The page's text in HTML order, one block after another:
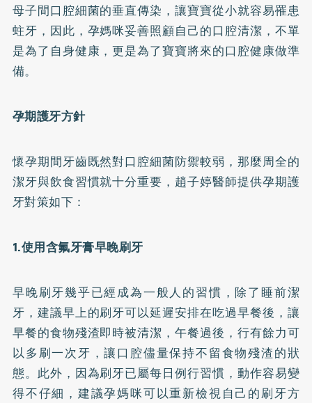
母子間口腔細菌的垂直傳染，讓寶寶從小就容易罹患
蛀牙，因此，孕媽咪妥善照顧自己的口腔清潔 ，不單
是為了自身健康，更是為了寶寶將來的口腔健康做準
備。
孕期護牙方針
懷孕期間牙齒既然對口腔細菌防禦較弱，那麼周全的
潔牙與飲食習慣就十分重要，趙子婷醫師提供孕期護
牙對策如下：
1.使用含氟牙膏早晚刷牙
早晚刷牙幾乎已經成為一般人的習慣，除了睡前潔
牙，建議早上的刷牙可以延遲安排在吃過早餐後，讓
早餐的食物殘渣即時被清潔，午餐過後，行有餘力可
以多刷一次牙，讓口腔儘量保持不留食物殘渣的狀
態。此外，因為刷牙已屬每日例行習慣，動作容易變
得不仔細，建議孕媽咪可以重新檢視自己的刷牙方